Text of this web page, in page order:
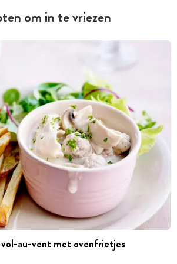
om in te vriezen
au-vent met ovenfrietjes